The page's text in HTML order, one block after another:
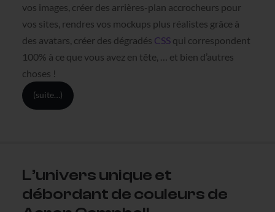
vos images, créer des arrières-plan accrocheurs pour
vos sites, rendres vos mockups plus réalistes grâce à
des avatars, créer des dégradés CSSqui correspondent
100% à ce que vous avez en tête, … et bien d’autres
choses !
(suite…)
L’univers unique et
débordant de couleurs de